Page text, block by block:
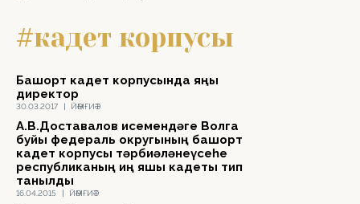
#кадет корпусы
30.03.2017 | ЙӘМҒИӘТ
Башҡорт кадет корпусында яңы
директор
16.04.2015 | ЙӘМҒИӘТ
А.В.Доставалов исемендәге Волга
буйы федераль округының башҡорт
кадет корпусы тәрбиәләнеүсеһе
республиканың иң яҡшы кадеты тип
танылды